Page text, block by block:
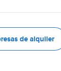
de alquiler